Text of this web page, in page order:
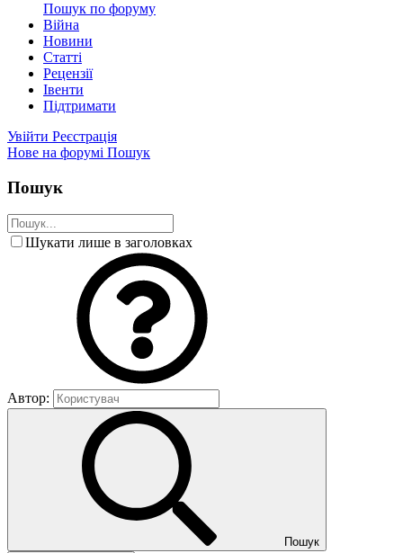
Пошук по форуму
Війна
Новини
Статті
Рецензії
Івенти
Підтримати
Увійти Реєстрація
Нове на форумі Пошук
Пошук
Шукати лише в заголовках
Автор:
Пошук